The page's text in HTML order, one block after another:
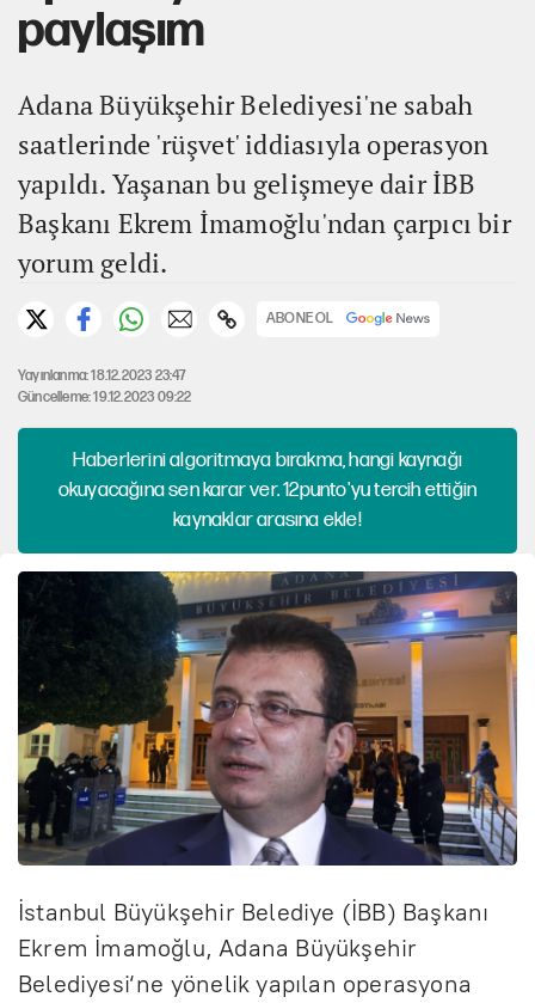
paylaşım
Adana Büyükşehir Belediyesi'ne sabah
saatlerinde 'rüşvet' iddiasıyla operasyon
yapıldı. Yaşanan bu gelişmeye dair İBB
Başkanı Ekrem İmamoğlu'ndan çarpıcı bir
yorum geldi.
ABONE OL
Yayınlanma: 18.12.2023 23:47
Güncelleme: 19.12.2023 09:22
Haberlerini algoritmaya bırakma, hangi kaynağı
okuyacağına sen karar ver. 12punto'yu tercih ettiğin
kaynaklar arasına ekle!
İstanbul Büyükşehir Belediye (İBB) Başkanı
Ekrem İmamoğlu, Adana Büyükşehir
Belediyesi‘ne yönelik yapılan operasyona